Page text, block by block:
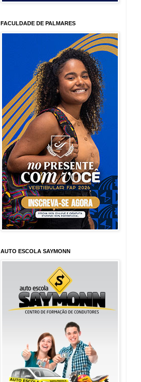
FACULDADE DE PALMARES
AUTO ESCOLA SAYMONN